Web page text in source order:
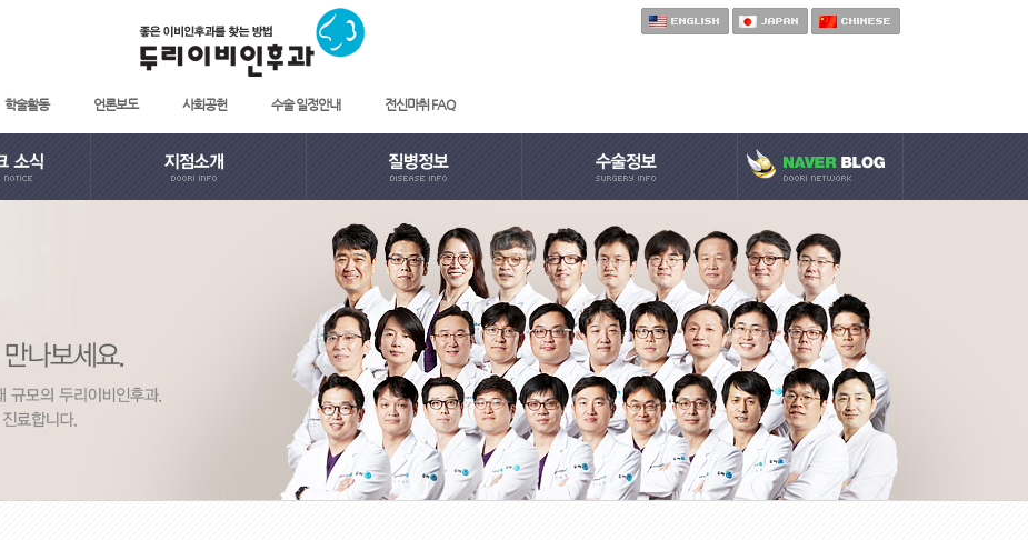
학술활동 언론보도 사회공헌 수술 일정안내 전신마취 FAQ
· 코질환
· 귀질환
· 목질환
· 코질환 수술
· 귀질환 수술
· 목질환 수술
· 수술 일정 안내
· 전신마취 FAQ